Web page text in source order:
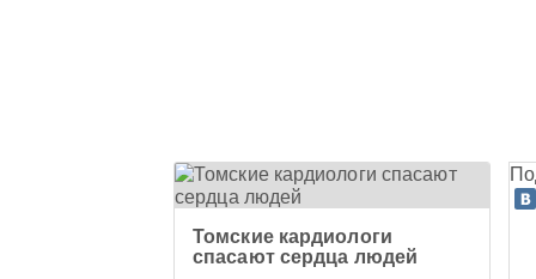
Томские кардиологи
спасают сердца людей